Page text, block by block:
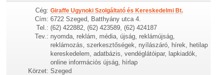
Cég: Giraffe Ugynoki Szolgáltató és Kereskedelmi Bt.
Cím: 6722 Szeged, Batthyány utca 4.
Tel.: (62) 422882, (62) 423589, (62) 424187
Tev.: nyomda, reklám, média, újság, reklámújság,
reklámozás, szerkesztőségek, nyílászáró, hírek, hetilap
kereskedelem, adatbázis, vendéglátóipar, lapkiadók,
online információs újság, hírlap
Körzet: Szeged